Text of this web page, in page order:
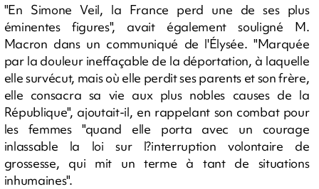
"En Simone Veil, la France perd une de ses plus
éminentes figures", avait également souligné M.
Macron dans un communiqué de l'Élysée. "Marquée
par la douleur ineffaçable de la déportation, à laquelle
elle survécut, mais où elle perdit ses parents et son frère,
elle consacra sa vie aux plus nobles causes de la
République", ajoutait-il, en rappelant son combat pour
les femmes "quand elle porta avec un courage
inlassable la loi sur l?interruption volontaire de
grossesse, qui mit un terme à tant de situations
inhumaines".